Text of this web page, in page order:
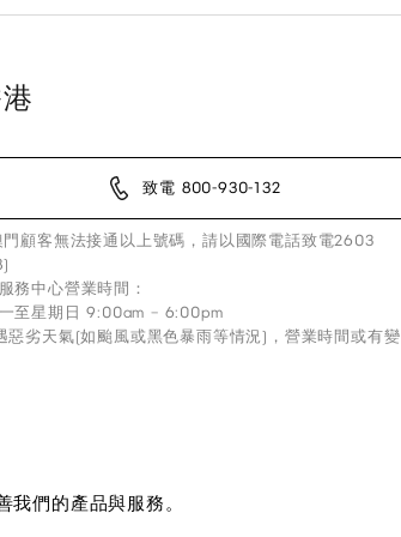
致電 800-930-132
門顧客無法接通以上號碼，請以國際電話致電2603
務中心營業時間：
至星期日 9:00am – 6:00pm
惡劣天氣(如颱風或黑色暴雨等情況)，營業時間或有變
們的產品與服務。